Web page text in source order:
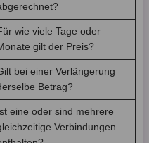
wie viele Tage oder
gilt der Preis?
bei einer Verlängerung
Betrag?
eine oder sind mehrere
Verbindungen